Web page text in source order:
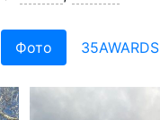
Фото 35AWARDS